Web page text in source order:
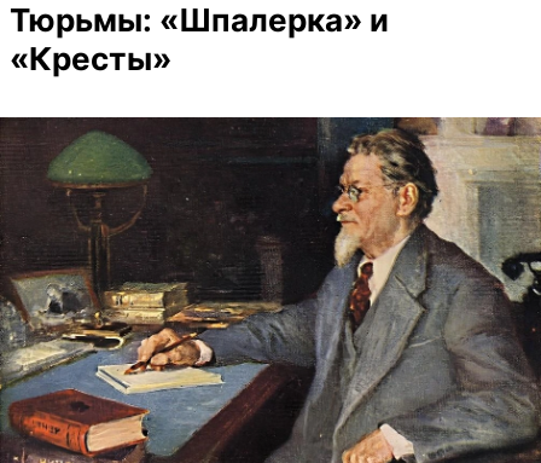
Тюрьмы: «Шпалерка» и
«Кресты»